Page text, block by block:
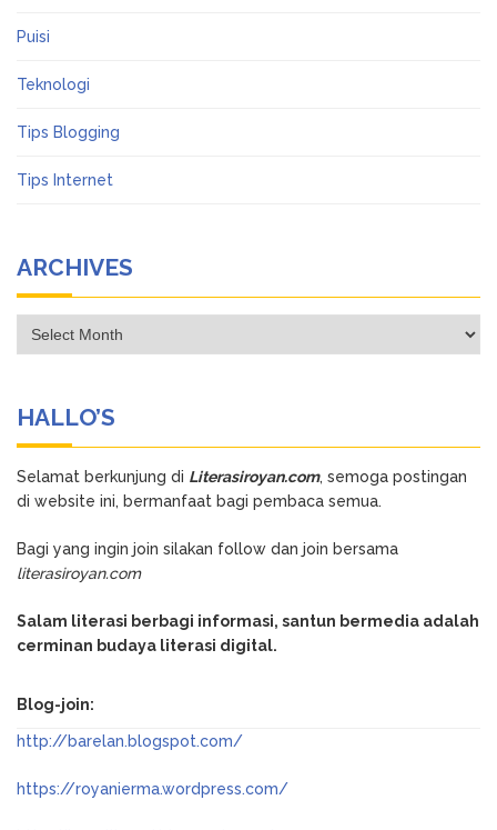
Puisi
Teknologi
Tips Blogging
Tips Internet
ARCHIVES
Archives
HALLO’S
Selamat berkunjung di Literasiroyan.com, semoga postingan
di website ini, bermanfaat bagi pembaca semua.
Bagi yang ingin join silakan follow dan join bersama
literasiroyan.com
Salam literasi berbagi informasi, santun bermedia adalah
cerminan budaya literasi digital.
Blog-join:
http://barelan.blogspot.com/
https://royanierma.wordpress.com/